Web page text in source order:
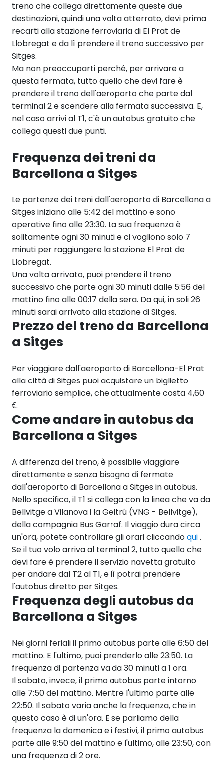
treno che collega direttamente queste due
destinazioni, quindi una volta atterrato, devi prima
recarti alla stazione ferroviaria di El Prat de
Llobregat e da lì prendere il treno successivo per
Sitges.
Ma non preoccuparti perché, per arrivare a
questa fermata, tutto quello che devi fare è
prendere il treno dell'aeroporto che parte dal
terminal 2 e scendere alla fermata successiva. E,
nel caso arrivi al T1, c'è un autobus gratuito che
collega questi due punti.
Frequenza dei treni da
Barcellona a Sitges
Le partenze dei treni dall'aeroporto di Barcellona a
Sitges iniziano alle 5:42 del mattino e sono
operative fino alle 23:30. La sua frequenza è
solitamente ogni 30 minuti e ci vogliono solo 7
minuti per raggiungere la stazione El Prat de
Llobregat.
Una volta arrivato, puoi prendere il treno
successivo che parte ogni 30 minuti dalle 5:56 del
mattino fino alle 00:17 della sera. Da qui, in soli 26
minuti sarai arrivato alla stazione di Sitges.
Prezzo del treno da Barcellona
a Sitges
Per viaggiare dall'aeroporto di Barcellona-El Prat
alla città di Sitges puoi acquistare un biglietto
ferroviario semplice, che attualmente costa 4,60
€.
Come andare in autobus da
Barcellona a Sitges
A differenza del treno, è possibile viaggiare
direttamente e senza bisogno di fermate
dall'aeroporto di Barcellona a Sitges in autobus.
Nello specifico, il T1 si collega con la linea che va da
Bellvitge a Vilanova i la Geltrú (VNG - Bellvitge),
della compagnia Bus Garraf. Il viaggio dura circa
un'ora, potete controllare gli orari cliccandoqui.
Se il tuo volo arriva al terminal 2, tutto quello che
devi fare è prendere il servizio navetta gratuito
per andare dal T2 al T1, e lì potrai prendere
l'autobus diretto per Sitges.
Frequenza degli autobus da
Barcellona a Sitges
Nei giorni feriali il primo autobus parte alle 6:50 del
mattino. E l'ultimo, puoi prenderlo alle 23:50. La
frequenza di partenza va da 30 minuti a 1 ora.
Il sabato, invece, il primo autobus parte intorno
alle 7:50 del mattino. Mentre l'ultimo parte alle
22:50. Il sabato varia anche la frequenza, che in
questo caso è di un'ora. E se parliamo della
frequenza la domenica e i festivi, il primo autobus
parte alle 9:50 del mattino e l'ultimo, alle 23:50, con
una frequenza di 2 ore.